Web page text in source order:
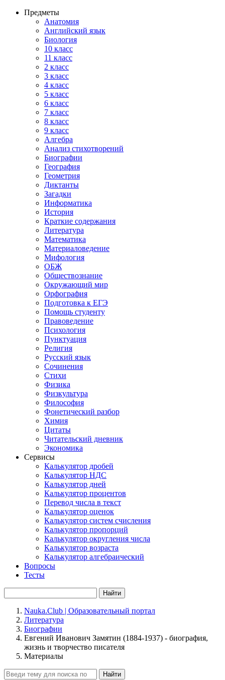
Предметы
Анатомия
Английский язык
Биология
10 класс
11 класс
2 класс
3 класс
4 класс
5 класс
6 класс
7 класс
8 класс
9 класс
Алгебра
Анализ стихотворений
Биографии
География
Геометрия
Диктанты
Загадки
Информатика
История
Краткие содержания
Литература
Математика
Материаловедение
Мифология
ОБЖ
Обществознание
Окружающий мир
Орфография
Подготовка к ЕГЭ
Помощь студенту
Правоведение
Психология
Пунктуация
Религия
Русский язык
Сочинения
Стихи
Физика
Физкультура
Философия
Фонетический разбор
Химия
Цитаты
Читательский дневник
Экономика
Сервисы
Калькулятор дробей
Калькулятор НДС
Калькулятор дней
Калькулятор процентов
Перевод числа в текст
Калькулятор оценок
Калькулятор систем счисления
Калькулятор пропорций
Калькулятор округления числа
Калькулятор возраста
Калькулятор алгебраический
Вопросы
Тесты
Найти
Nauka.Club | Образовательный портал
Литература
Биографии
Евгений Иванович Замятин (1884-1937) - биография,
жизнь и творчество писателя
Материалы
Найти